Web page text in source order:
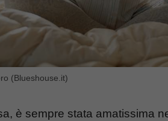
(Blueshouse.it)
è sempre stata amatissima